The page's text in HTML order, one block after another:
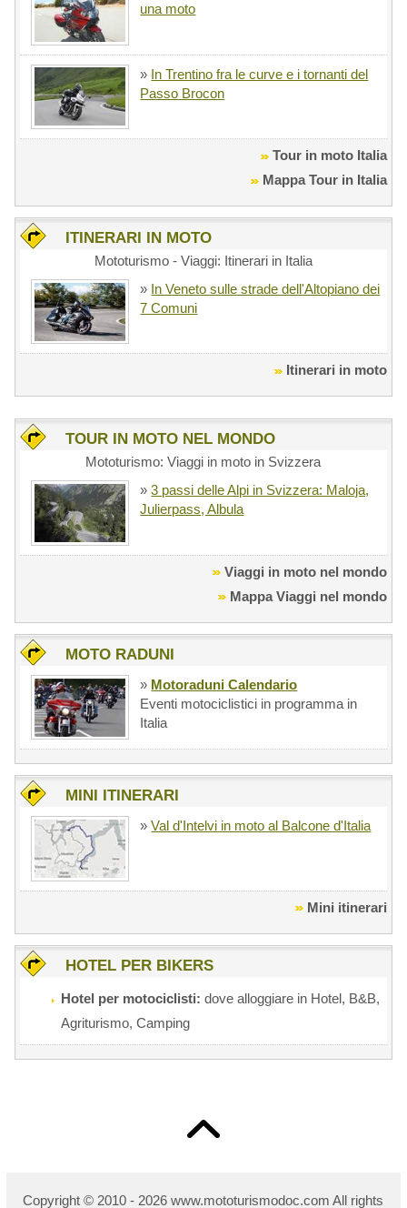
una moto
» In Trentino fra le curve e i tornanti del
Passo Brocon
Tour in moto Italia
Mappa Tour in Italia
ITINERARI IN MOTO
Mototurismo - Viaggi: Itinerari in Italia
» In Veneto sulle strade dell'Altopiano dei
7 Comuni
Itinerari in moto
TOUR IN MOTO NEL MONDO
Mototurismo: Viaggi in moto in Svizzera
»3 passi delle Alpi in Svizzera: Maloja,
Julierpass, Albula
Viaggi in moto nel mondo
Mappa Viaggi nel mondo
MOTO RADUNI
» Motoraduni Calendario
Eventi motociclistici in programma in
Italia
MINI ITINERARI
»Val d'Intelvi in moto al Balcone d'Italia
Mini itinerari
HOTEL PER BIKERS
Hotel per motociclisti: dove alloggiare in Hotel, B&B,
Agriturismo, Camping
Copyright © 2010 - 2026 www.mototurismodoc.com All rights